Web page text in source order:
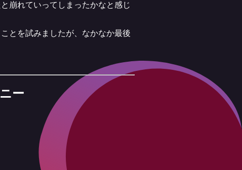
崩れていってしまったかなと感じ
とを試みましたが、なかなか最後
ー